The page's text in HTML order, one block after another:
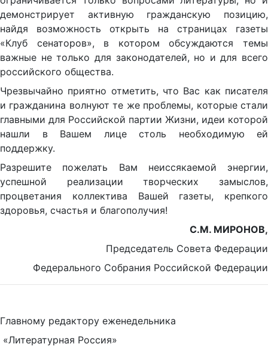
демонстрирует активную гражданскую позицию,
найдя возможность открыть на страницах газеты
«Клуб сенаторов», в котором обсуждаются темы
важные не только для законодателей, но и для всего
российского общества.
Чрезвычайно приятно отметить, что Вас как писателя
и гражданина волнуют те же проблемы, которые стали
главными для Российской партии Жизни, идеи которой
нашли в Вашем лице столь необходимую ей
поддержку.
Разрешите пожелать Вам неиссякаемой энергии,
успешной реализации творческих замыслов,
процветания коллектива Вашей газеты, крепкого
здоровья, счастья и благополучия!
С.М. МИРОНОВ,
Председатель Совета Федерации
Федерального Собрания Российской Федерации
Главному редактору еженедельника
«Литературная Россия»